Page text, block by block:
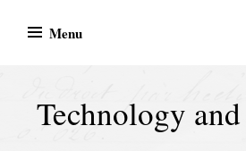
Menu
Technology